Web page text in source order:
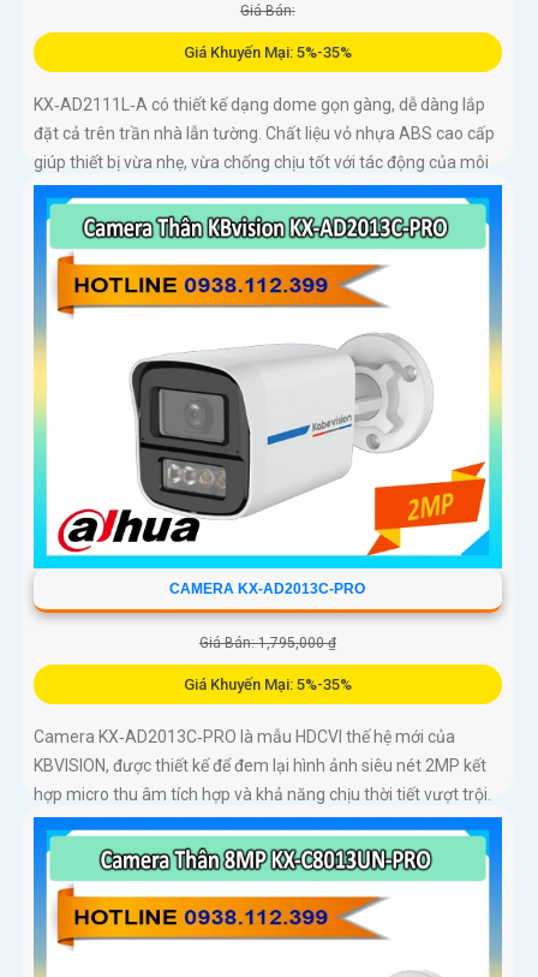
Giá Bán:
Giá Khuyến Mại: 5%-35%
KX‑AD2111L‑A có thiết kế dạng dome gọn gàng, dễ dàng lắp
đặt cả trên trần nhà lẫn tường. Chất liệu vỏ nhựa ABS cao cấp
giúp thiết bị vừa nhẹ, vừa chống chịu tốt với tác động của môi
trường bên ngoài
CAMERA KX-AD2013C-PRO
Giá Bán: 1,795,000 ₫
Giá Khuyến Mại: 5%-35%
Camera KX‑AD2013C‑PRO là mẫu HDCVI thế hệ mới của
KBVISION, được thiết kế để đem lại hình ảnh siêu nét 2MP kết
hợp micro thu âm tích hợp và khả năng chịu thời tiết vượt trội.
Đây là giải pháp giám sát đáng tin cậy cho gia đình, cửa hàng,
nhà kho, xưởng sản xuất… hoạt động bền bỉ cả ngày lẫn đêm